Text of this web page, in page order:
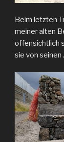
Beim letzten
meiner alten
offensichtlich
sie von